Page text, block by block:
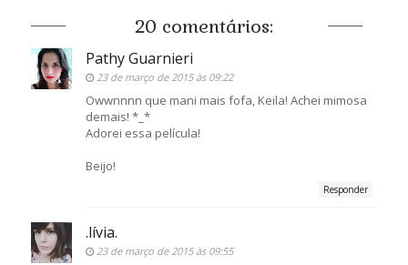
20 comentários:
Pathy Guarnieri
23 de março de 2015 às 09:22
Owwnnnn que mani mais fofa, Keila! Achei mimosa
demais! *_*
Adorei essa película!
Beijo!
Responder
.lívia.
23 de março de 2015 às 09:55